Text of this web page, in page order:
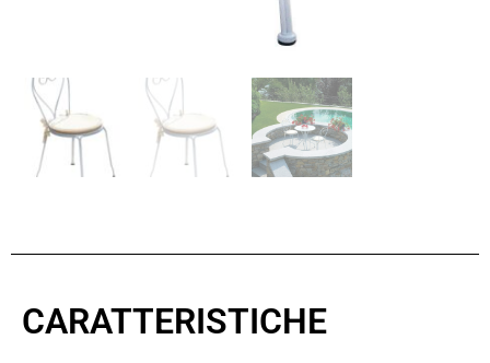
CARATTERISTICHE